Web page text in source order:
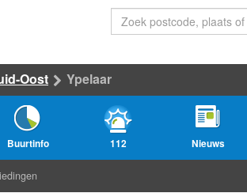
Oost Ypelaar
Buurtinfo 112 Nieuws